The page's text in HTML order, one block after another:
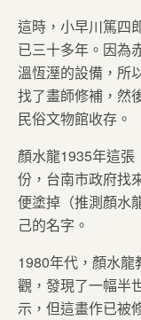
這時，小早川篤四
已三十多年。因為
溫恆溼的設備，所
找了畫師修補，然
民俗文物館收存。
顏水龍1935年這張
份，台南市政府找
便塗掉（推測顏水
己的名字。
1980年代，顏水
觀，發現了一幅半
示，但這畫作已被